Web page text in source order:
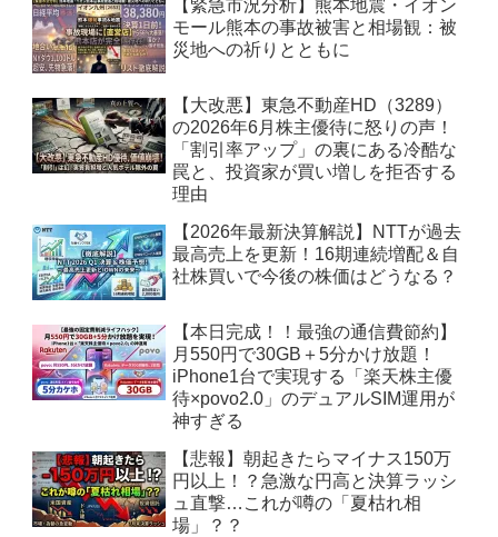
【緊急市況分析】熊本地震・イオン
モール熊本の事故被害と相場観：被
災地への祈りとともに
【大改悪】東急不動産HD（3289）
の2026年6月株主優待に怒りの声！
「割引率アップ」の裏にある冷酷な
罠と、投資家が買い増しを拒否する
理由
【2026年最新決算解説】NTTが過去
最高売上を更新！16期連続増配＆自
社株買いで今後の株価はどうなる？
【本日完成！！最強の通信費節約】
月550円で30GB＋5分かけ放題！
iPhone1台で実現する「楽天株主優
待×povo2.0」のデュアルSIM運用が
神すぎる
【悲報】朝起きたらマイナス150万
円以上！？急激な円高と決算ラッシ
ュ直撃…これが噂の「夏枯れ相
場」？？